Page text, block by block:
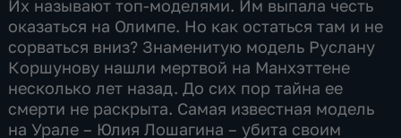
Их называют топ-моделями. Им выпала честь
оказаться на Олимпе. Но как остаться там и не
сорваться вниз? Знаменитую модель Руслану
Коршунову нашли мертвой на Манхэттене
несколько лет назад. До сих пор тайна ее
смерти не раскрыта. Самая известная модель
на Урале – Юлия Лошагина – убита своим